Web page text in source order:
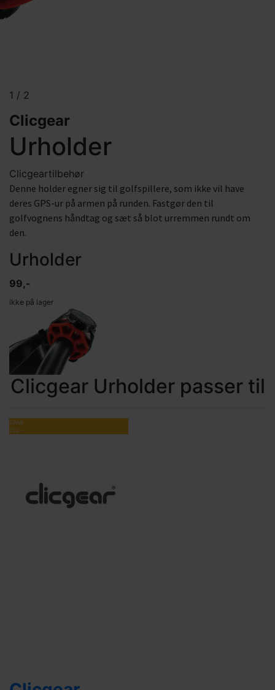
1 / 2
Clicgear
Urholder
Clicgeartilbehør
Denne holder egner sig til golfspillere, som ikke vil have
deres GPS-ur på armen på runden. Fastgør den til
golfvognens håndtag og sæt så blot urremmen rundt om
den.
Urholder
99,-
ikke på lager
Clicgear Urholder passer til
SPAR
212,-